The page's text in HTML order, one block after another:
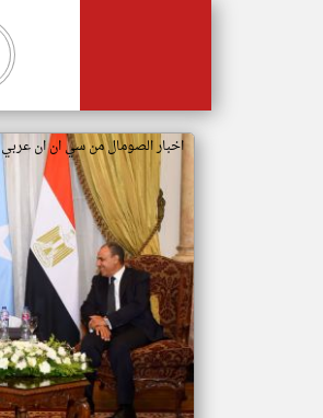
اخبار الصومال من سي ان ان عربي